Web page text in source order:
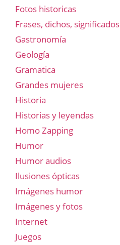
Fotos historicas
Frases, dichos, significados
Gastronomía
Geología
Gramatica
Grandes mujeres
Historia
Historias y leyendas
Homo Zapping
Humor
Humor audios
Ilusiones ópticas
Imágenes humor
Imágenes y fotos
Internet
Juegos